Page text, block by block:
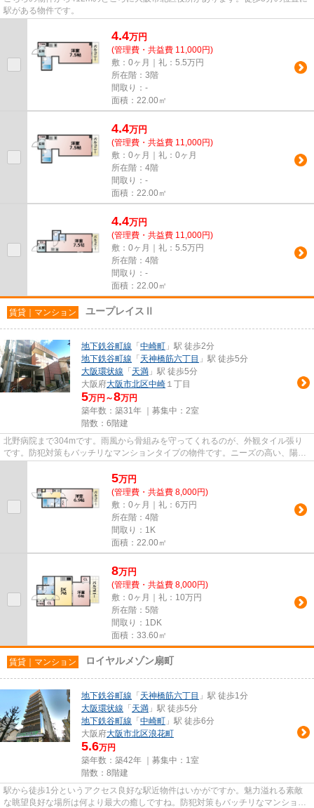
駅がある物件です。
4.4万円
(管理費・共益費 11,000円)
敷：0ヶ月｜礼：5.5万円
所在階：3階
間取り：-
面積：22.00㎡
4.4万円
(管理費・共益費 11,000円)
敷：0ヶ月｜礼：0ヶ月
所在階：4階
間取り：-
面積：22.00㎡
4.4万円
(管理費・共益費 11,000円)
敷：0ヶ月｜礼：5.5万円
所在階：4階
間取り：-
面積：22.00㎡
賃貸｜マンション ユープレイスⅡ
地下鉄谷町線 「 中崎町 」駅 徒歩2分
地下鉄谷町線 「 天神橋筋六丁目 」駅 徒歩5分
大阪環状線 「 天満 」駅 徒歩5分
大阪府大阪市北区中崎 １丁目
5万円～8万円
築年数：築31年 ｜募集中： 2室
階数：6階建
北野病院まで304mです。雨風から骨組みを守ってくれるのが、外観タイル張り
です。防犯対策もバッチリなマンションタイプの物件です。ニーズの高い、陽当
5万円
(管理費・共益費 8,000円)
敷：0ヶ月｜礼：6万円
所在階：4階
間取り：1K
面積：22.00㎡
8万円
(管理費・共益費 8,000円)
敷：0ヶ月｜礼：10万円
所在階：5階
間取り：1DK
面積：33.60㎡
賃貸｜マンション ロイヤルメゾン扇町
地下鉄谷町線 「 天神橋筋六丁目 」駅 徒歩1分
大阪環状線 「 天満 」駅 徒歩5分
地下鉄谷町線 「 中崎町 」駅 徒歩6分
大阪府大阪市北区浪花町
5.6万円
築年数：築42年 ｜募集中： 1室
階数：8階建
駅から徒歩1分というアクセス良好な駅近物件はいかがですか。魅力溢れる素敵
な眺望良好な場所は何より最大の癒しですね。防犯対策もバッチリなマンション